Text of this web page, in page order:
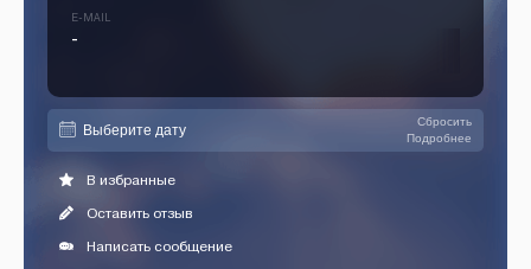
E-MAIL
-
Сбросить
Подробнее
В избранные
Оставить отзыв
Написать сообщение